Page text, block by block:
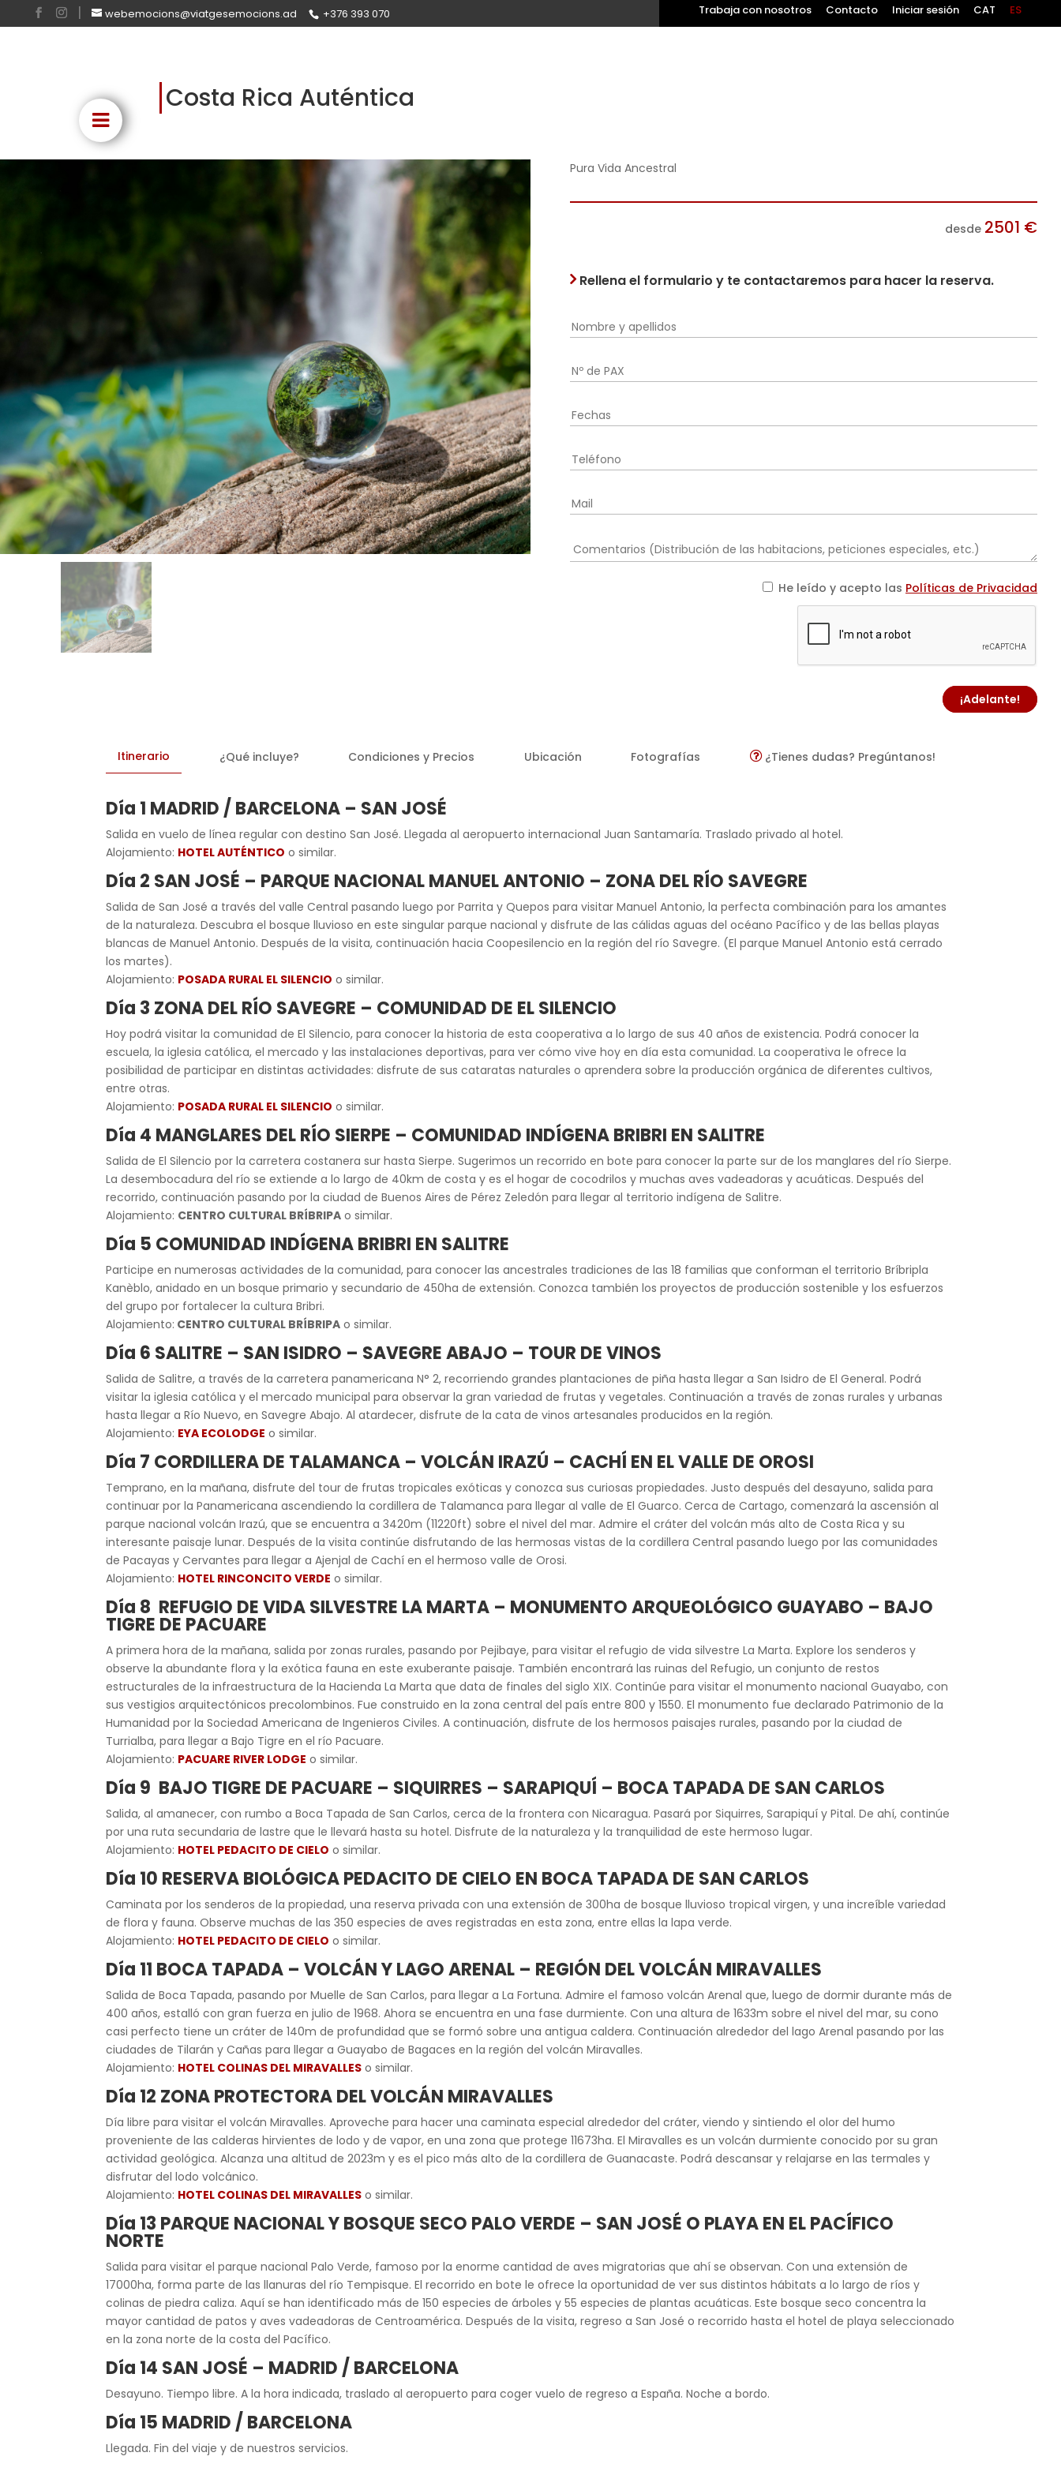
webemocions@viatgesemocions.ad +376 393 070 Trabaja con nosotros Contacto Iniciar sesión CAT ES
Costa Rica Auténtica
Pura Vida Ancestral
desde 2501 €
Rellena el formulario y te contactaremos para hacer la reserva.
He leído y acepto las Políticas de Privacidad
¡Adelante!
Itinerario ¿Qué incluye? Condiciones y Precios Ubicación Fotografías ¿Tienes dudas? Pregúntanos!
Día 1 MADRID / BARCELONA – SAN JOSÉ
Salida en vuelo de línea regular con destino San José. Llegada al aeropuerto internacional Juan Santamaría. Traslado privado al hotel.
Alojamiento: HOTEL AUTÉNTICO o similar.
Día 2 SAN JOSÉ – PARQUE NACIONAL MANUEL ANTONIO – ZONA DEL RÍO SAVEGRE
Salida de San José a través del valle Central pasando luego por Parrita y Quepos para visitar Manuel Antonio, la perfecta combinación para los amantes
de la naturaleza. Descubra el bosque lluvioso en este singular parque nacional y disfrute de las cálidas aguas del océano Pacífico y de las bellas playas
blancas de Manuel Antonio. Después de la visita, continuación hacia Coopesilencio en la región del río Savegre. (El parque Manuel Antonio está cerrado
los martes).
Alojamiento: POSADA RURAL EL SILENCIO o similar.
Día 3 ZONA DEL RÍO SAVEGRE – COMUNIDAD DE EL SILENCIO
Hoy podrá visitar la comunidad de El Silencio, para conocer la historia de esta cooperativa a lo largo de sus 40 años de existencia. Podrá conocer la
escuela, la iglesia católica, el mercado y las instalaciones deportivas, para ver cómo vive hoy en día esta comunidad. La cooperativa le ofrece la
posibilidad de participar en distintas actividades: disfrute de sus cataratas naturales o aprendera sobre la producción orgánica de diferentes cultivos,
entre otras.
Alojamiento: POSADA RURAL EL SILENCIO o similar.
Día 4 MANGLARES DEL RÍO SIERPE – COMUNIDAD INDÍGENA BRIBRI EN SALITRE
Salida de El Silencio por la carretera costanera sur hasta Sierpe. Sugerimos un recorrido en bote para conocer la parte sur de los manglares del río Sierpe.
La desembocadura del río se extiende a lo largo de 40km de costa y es el hogar de cocodrilos y muchas aves vadeadoras y acuáticas. Después del
recorrido, continuación pasando por la ciudad de Buenos Aires de Pérez Zeledón para llegar al territorio indígena de Salitre.
Alojamiento: CENTRO CULTURAL BRÍBRIPA o similar.
Día 5 COMUNIDAD INDÍGENA BRIBRI EN SALITRE
Participe en numerosas actividades de la comunidad, para conocer las ancestrales tradiciones de las 18 familias que conforman el territorio Bríbripla
Kanèblo, anidado en un bosque primario y secundario de 450ha de extensión. Conozca también los proyectos de producción sostenible y los esfuerzos
del grupo por fortalecer la cultura Bribri.
Alojamiento: CENTRO CULTURAL BRÍBRIPA o similar.
Día 6 SALITRE – SAN ISIDRO – SAVEGRE ABAJO – TOUR DE VINOS
Salida de Salitre, a través de la carretera panamericana N° 2, recorriendo grandes plantaciones de piña hasta llegar a San Isidro de El General. Podrá
visitar la iglesia católica y el mercado municipal para observar la gran variedad de frutas y vegetales. Continuación a través de zonas rurales y urbanas
hasta llegar a Río Nuevo, en Savegre Abajo. Al atardecer, disfrute de la cata de vinos artesanales producidos en la región.
Alojamiento: EYA ECOLODGE o similar.
Día 7 CORDILLERA DE TALAMANCA – VOLCÁN IRAZÚ – CACHÍ EN EL VALLE DE OROSI
Temprano, en la mañana, disfrute del tour de frutas tropicales exóticas y conozca sus curiosas propiedades. Justo después del desayuno, salida para
continuar por la Panamericana ascendiendo la cordillera de Talamanca para llegar al valle de El Guarco. Cerca de Cartago, comenzará la ascensión al
parque nacional volcán Irazú, que se encuentra a 3420m (11220ft) sobre el nivel del mar. Admire el cráter del volcán más alto de Costa Rica y su
interesante paisaje lunar. Después de la visita continúe disfrutando de las hermosas vistas de la cordillera Central pasando luego por las comunidades
de Pacayas y Cervantes para llegar a Ajenjal de Cachí en el hermoso valle de Orosi.
Alojamiento: HOTEL RINCONCITO VERDE o similar.
Día 8 REFUGIO DE VIDA SILVESTRE LA MARTA – MONUMENTO ARQUEOLÓGICO GUAYABO – BAJO
TIGRE DE PACUARE
A primera hora de la mañana, salida por zonas rurales, pasando por Pejibaye, para visitar el refugio de vida silvestre La Marta. Explore los senderos y
observe la abundante flora y la exótica fauna en este exuberante paisaje. También encontrará las ruinas del Refugio, un conjunto de restos
estructurales de la infraestructura de la Hacienda La Marta que data de finales del siglo XIX. Continúe para visitar el monumento nacional Guayabo, con
sus vestigios arquitectónicos precolombinos. Fue construido en la zona central del país entre 800 y 1550. El monumento fue declarado Patrimonio de la
Humanidad por la Sociedad Americana de Ingenieros Civiles. A continuación, disfrute de los hermosos paisajes rurales, pasando por la ciudad de
Turrialba, para llegar a Bajo Tigre en el río Pacuare.
Alojamiento: PACUARE RIVER LODGE o similar.
Día 9 BAJO TIGRE DE PACUARE – SIQUIRRES – SARAPIQUÍ – BOCA TAPADA DE SAN CARLOS
Salida, al amanecer, con rumbo a Boca Tapada de San Carlos, cerca de la frontera con Nicaragua. Pasará por Siquirres, Sarapiquí y Pital. De ahí, continúe
por una ruta secundaria de lastre que le llevará hasta su hotel. Disfrute de la naturaleza y la tranquilidad de este hermoso lugar.
Alojamiento: HOTEL PEDACITO DE CIELO o similar.
Día 10 RESERVA BIOLÓGICA PEDACITO DE CIELO EN BOCATAPADA DE SAN CARLOS
Caminata por los senderos de la propiedad, una reserva privada con una extensión de 300ha de bosque lluvioso tropical virgen, y una increíble variedad
de flora y fauna. Observe muchas de las 350 especies de aves registradas en esta zona, entre ellas la lapa verde.
Alojamiento: HOTEL PEDACITO DE CIELO o similar.
Día 11 BOCA TAPADA – VOLCÁN Y LAGO ARENAL – REGIÓN DEL VOLCÁN MIRAVALLES
Salida de Boca Tapada, pasando por Muelle de San Carlos, para llegar a La Fortuna. Admire el famoso volcán Arenal que, luego de dormir durante más de
400 años, estalló con gran fuerza en julio de 1968. Ahora se encuentra en una fase durmiente. Con una altura de 1633m sobre el nivel del mar, su cono
casi perfecto tiene un cráter de 140m de profundidad que se formó sobre una antigua caldera. Continuación alrededor del lago Arenal pasando por las
ciudades de Tilarán y Cañas para llegar a Guayabo de Bagaces en la región del volcán Miravalles.
Alojamiento: HOTEL COLINAS DEL MIRAVALLES o similar.
Día 12 ZONA PROTECTORA DEL VOLCÁN MIRAVALLES
Día libre para visitar el volcán Miravalles. Aproveche para hacer una caminata especial alrededor del cráter, viendo y sintiendo el olor del humo
proveniente de las calderas hirvientes de lodo y de vapor, en una zona que protege 11673ha. El Miravalles es un volcán durmiente conocido por su gran
actividad geológica. Alcanza una altitud de 2023m y es el pico más alto de la cordillera de Guanacaste. Podrá descansar y relajarse en las termales y
disfrutar del lodo volcánico.
Alojamiento: HOTEL COLINAS DEL MIRAVALLES o similar.
Día 13 PARQUE NACIONAL Y BOSQUE SECO PALO VERDE – SAN JOSÉ O PLAYA EN EL PACÍFICO
NORTE
Salida para visitar el parque nacional Palo Verde, famoso por la enorme cantidad de aves migratorias que ahí se observan. Con una extensión de
17000ha, forma parte de las llanuras del río Tempisque. El recorrido en bote le ofrece la oportunidad de ver sus distintos hábitats a lo largo de ríos y
colinas de piedra caliza. Aquí se han identificado más de 150 especies de árboles y 55 especies de plantas acuáticas. Este bosque seco concentra la
mayor cantidad de patos y aves vadeadoras de Centroamérica. Después de la visita, regreso a San José o recorrido hasta el hotel de playa seleccionado
en la zona norte de la costa del Pacífico.
Día 14 SAN JOSÉ – MADRID / BARCELONA
Desayuno. Tiempo libre. A la hora indicada, traslado al aeropuerto para coger vuelo de regreso a España. Noche a bordo.
Día 15 MADRID / BARCELONA
Llegada. Fin del viaje y de nuestros servicios.